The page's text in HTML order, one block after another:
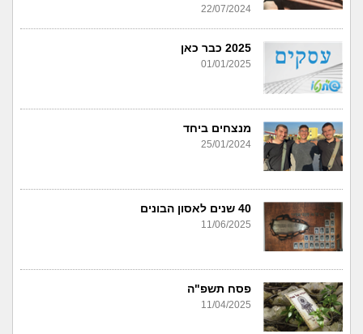
22/07/2024
2025 כבר כאן
01/01/2025
מנצחים ביחד
25/01/2024
40 שנים לאסון הבונים
11/06/2025
פסח תשפ"ה
11/04/2025